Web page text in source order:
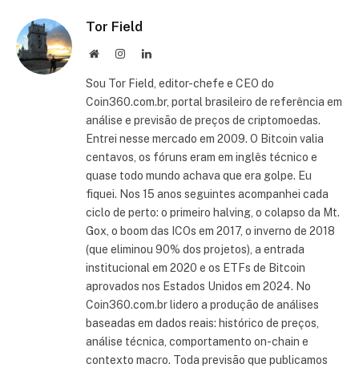
Tor Field
Site InstagramLinkedIn
Sou Tor Field, editor-chefe e CEO do
Coin360.com.br, portal brasileiro de referência em
análise e previsão de preços de criptomoedas.
Entrei nesse mercado em 2009. O Bitcoin valia
centavos, os fóruns eram em inglês técnico e
quase todo mundo achava que era golpe. Eu
fiquei. Nos 15 anos seguintes acompanhei cada
ciclo de perto: o primeiro halving, o colapso da Mt.
Gox, o boom das ICOs em 2017, o inverno de 2018
(que eliminou 90% dos projetos), a entrada
institucional em 2020 e os ETFs de Bitcoin
aprovados nos Estados Unidos em 2024. No
Coin360.com.br lidero a produção de análises
baseadas em dados reais: histórico de preços,
análise técnica, comportamento on-chain e
contexto macro. Toda previsão que publicamos